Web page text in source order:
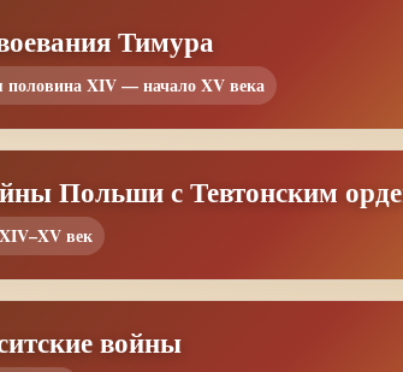
Тимура
половина XIV — начало XV века
Польши с Тевтонским
век
войны